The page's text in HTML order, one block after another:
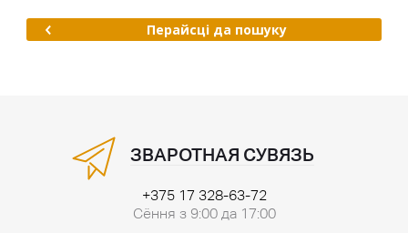
Перайсці да пошуку
ЗВАРОТНАЯ СУВЯЗЬ
+375 17 328-63-72
Сёння з 9:00 да 17:00